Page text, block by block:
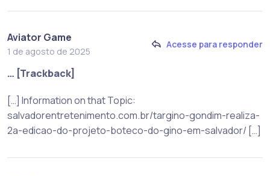
Aviator Game
1 de agosto de 2025
Acesse para responder
… [Trackback]
[…] Information on that Topic:
salvadorentretenimento.com.br/targino-gondim-realiza-
2a-edicao-do-projeto-boteco-do-gino-em-salvador/ […]